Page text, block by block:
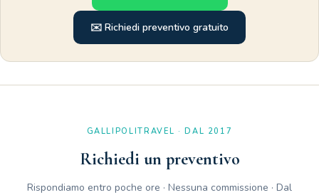
✉️ Richiedi preventivo gratuito
GALLIPOLITRAVEL · DAL 2017
Richiedi un preventivo
Rispondiamo entro poche ore · Nessuna commissione · Dal